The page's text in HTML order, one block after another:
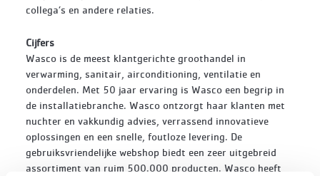
collega’s en andere relaties.
Cijfers
Wasco is de meest klantgerichte groothandel in
verwarming, sanitair, airconditioning, ventilatie en
onderdelen. Met 50 jaar ervaring is Wasco een begrip in
de installatiebranche. Wasco ontzorgt haar klanten met
nuchter en vakkundig advies, verrassend innovatieve
oplossingen en een snelle, foutloze levering. De
gebruiksvriendelijke webshop biedt een zeer uitgebreid
assortiment van ruim 500.000 producten. Wasco heeft